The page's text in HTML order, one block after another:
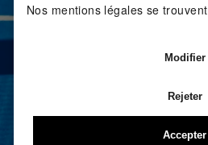
Nos mentions légales se trouvent
Modifier
Rejeter
Accepter